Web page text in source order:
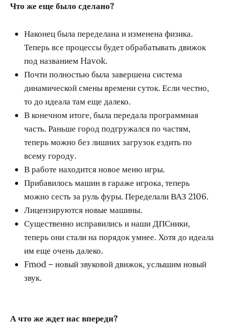
Что же еще было сделано?
Наконец была переделана и изменена физика.
Теперь все процессы будет обрабатывать движок
под названием Havok.
Почти полностью была завершена система
динамической смены времени суток. Если честно,
то до идеала там еще далеко.
В конечном итоге, была передала программная
часть. Раньше город подгружался по частям,
теперь можно без лишних загрузок ездить по
всему городу.
В работе находится новое меню игры.
Прибавилось машин в гараже игрока, теперь
можно сесть за руль фуры. Переделали ВАЗ 2106.
Лицензируются новые машины.
Существенно исправились и наши ДПСники,
теперь они стали на порядок умнее. Хотя до идеала
им еще очень далеко.
Fmod – новый звуковой движок, услышим новый
звук.
А что же ждет нас впереди?